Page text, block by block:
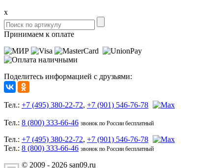
x
Принимаем к оплате
Поделитесь информацией с друзьями:
Тел.: +7 (495) 380-22-72, +7 (901) 546-76-78
Тел.: 8 (800) 333-66-46 звонок по России бесплатный
Тел.: +7 (495) 380-22-72, +7 (901) 546-76-78
Тел.: 8 (800) 333-66-46 звонок по России бесплатный
© 2009 - 2026 san09.ru